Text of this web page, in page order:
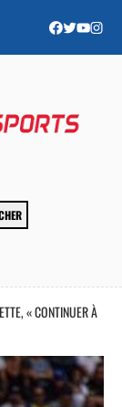
« CONTINUER À